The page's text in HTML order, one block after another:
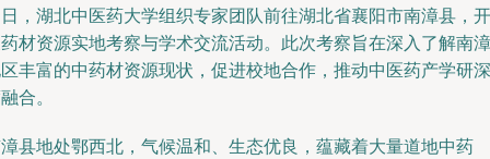
，湖北中医药大学组织专家团队前往湖北省襄阳市南漳县，开
材资源实地考察与学术交流活动。此次考察旨在深入了解南漳
丰富的中药材资源现状，促进校地合作，推动中医药产学研深
合。
县地处鄂西北，气候温和、生态优良，蕴藏着大量道地中药